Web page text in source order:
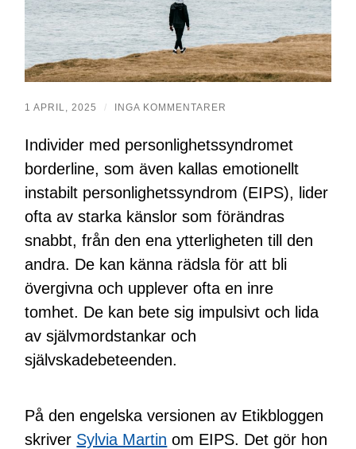
1 APRIL, 2025 / INGA KOMMENTARER
Individer med personlighetssyndromet
borderline, som även kallas emotionellt
instabilt personlighetssyndrom (EIPS), lider
ofta av starka känslor som förändras
snabbt, från den ena ytterligheten till den
andra. De kan känna rädsla för att bli
övergivna och upplever ofta en inre
tomhet. De kan bete sig impulsivt och lida
av självmordstankar och
självskadebeteenden.
På den engelska versionen av Etikbloggen
skriver Sylvia Martin om EIPS. Det gör hon